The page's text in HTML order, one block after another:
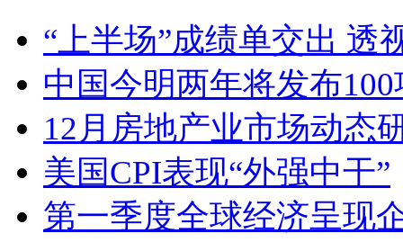
“上半场”成绩单交出 透
中国今明两年将发布
12月房地产业市场动态
美国CPI表现“外强中干”
第一季度全球经济呈现